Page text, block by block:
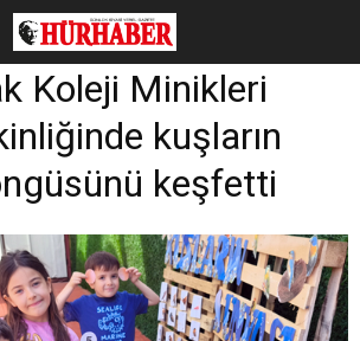
Koleji Minikleri
kuşların
keşfetti